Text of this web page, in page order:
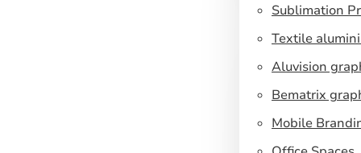
Sublimation
Textile
Aluvision
Bematrix
Mobile